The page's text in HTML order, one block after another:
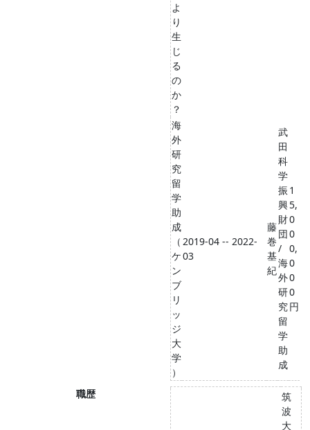
よ
り
生
じ
る
の
か
？
海
外
研
究
留
学
助
成
（
ケ
ン
ブ
リ
ッ
ジ
大
学
）
2019-04 -- 2022-
03
藤
巻
基
紀
武
田
科
学
振
興
財
団
/
海
外
研
究
留
学
助
成
1
5,
0
0
0,
0
0
0
円
職歴
筑
波
大